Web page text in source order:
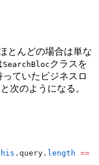
とんどの場合は単な
SearchBloc クラスを
っていたビジネスロ
次のようになる。
.query. length ==